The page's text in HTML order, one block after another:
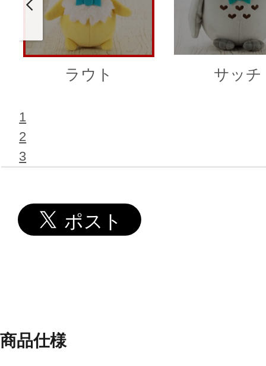
ラウト サッチ
1
2
3
商品仕様